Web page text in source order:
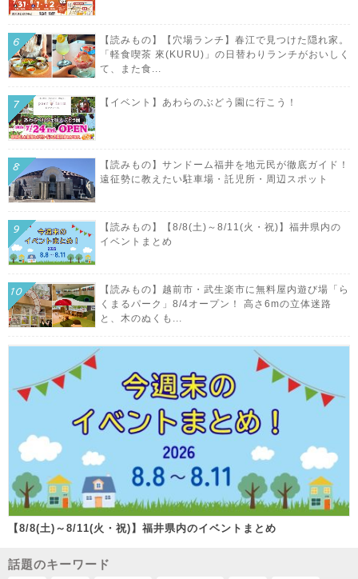
【読みもの】【穴場ランチ】春江で見つけた隠れ家。
「軽食喫茶 來(KURU)」の日替わりランチがおいしく
て、また食...
【イベント】あわらのぶどう園に行こう！
【読みもの】サンドーム福井を地元民が徹底ガイド！
遠征勢に教えたい駐車場・託児所・周辺スポット
【読みもの】【8/8(土)～8/11(火・祝)】福井県内の
イベントまとめ
【読みもの】越前市・武生楽市に無料屋内遊び場「ら
くまるパーク」8/4オープン！ 高さ6mの立体迷路
と、木のぬくも...
【8/8(土)～8/11(火・祝)】福井県内のイベントまとめ
話題のキーワード